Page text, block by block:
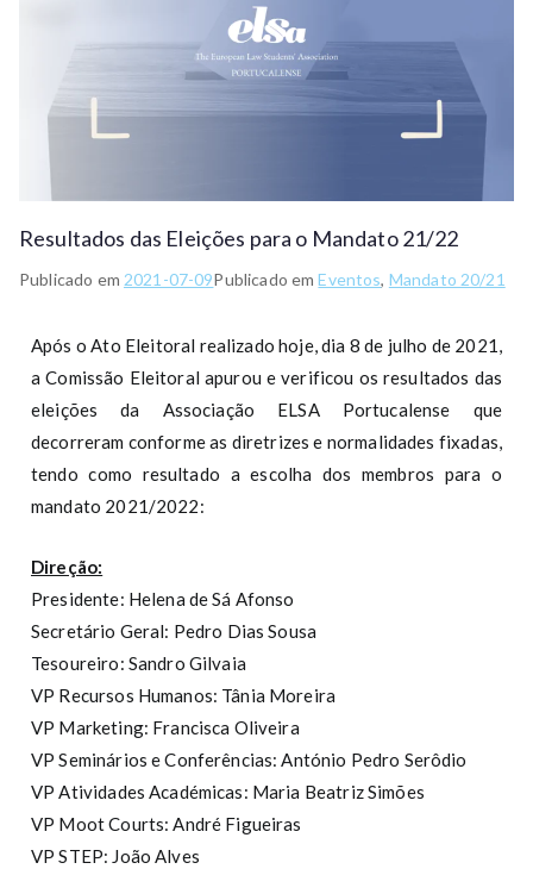
Resultados das Eleições para o Mandato 21/22
Publicado em 2021-07-09Publicado emEventos, Mandato 20/21
Após o Ato Eleitoral realizado hoje, dia 8 de julho de 2021,
a Comissão Eleitoral apurou e verificou os resultados das
eleições da Associação ELSA Portucalense que
decorreram conforme as diretrizes e normalidades fixadas,
tendo como resultado a escolha dos membros para o
mandato 2021/2022:
Direção:
Presidente: Helena de Sá Afonso
Secretário Geral: Pedro Dias Sousa
Tesoureiro: Sandro Gilvaia
VP Recursos Humanos: Tânia Moreira
VP Marketing: Francisca Oliveira
VP Seminários e Conferências: António Pedro Serôdio
VP Atividades Académicas: Maria Beatriz Simões
VP Moot Courts: André Figueiras
VP STEP: João Alves